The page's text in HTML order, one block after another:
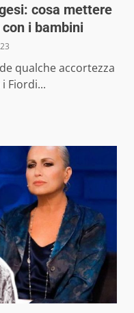
cosa mettere
i bambini
qualche accortezza
Fiordi...